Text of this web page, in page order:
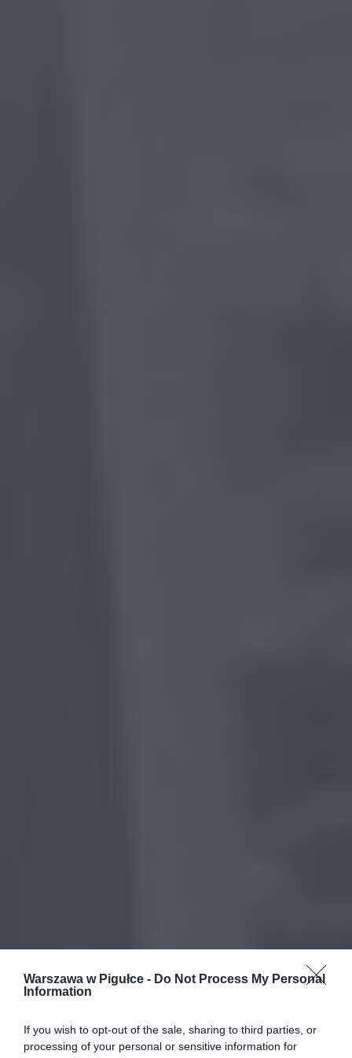
Warszawa w Pigułce - Do Not Process My Personal
Information
If you wish to opt-out of the sale, sharing to third parties, or
processing of your personal or sensitive information for